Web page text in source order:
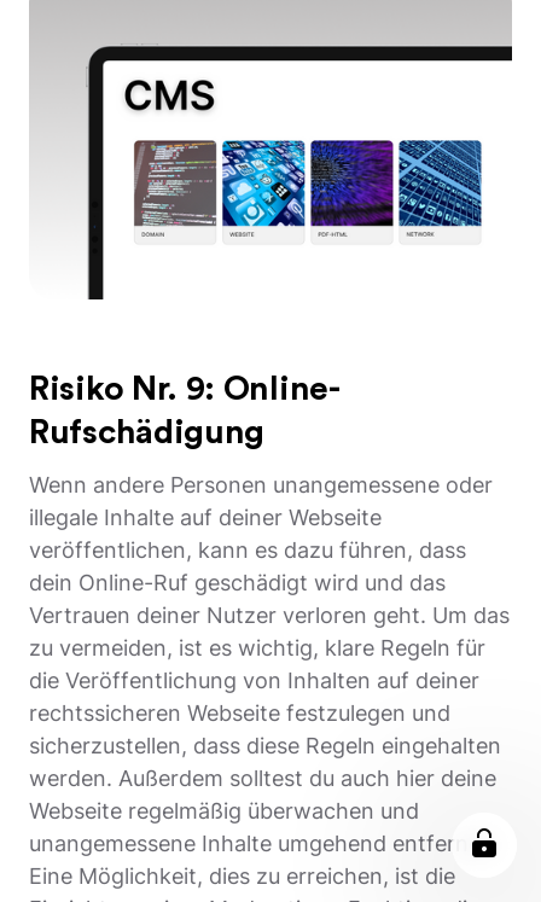
Risiko Nr. 9: Online-
Rufschädigung
Wenn andere Personen unangemessene oder
illegale Inhalte auf deiner Webseite
veröffentlichen, kann es dazu führen, dass
dein Online-Ruf geschädigt wird und das
Vertrauen deiner Nutzer verloren geht. Um das
zu vermeiden, ist es wichtig, klare Regeln für
die Veröffentlichung von Inhalten auf deiner
rechtssicheren Webseite festzulegen und
sicherzustellen, dass diese Regeln eingehalten
werden. Außerdem solltest du auch hier deine
Webseite regelmäßig überwachen und
unangemessene Inhalte umgehend entfernen.
Eine Möglichkeit, dies zu erreichen, ist die